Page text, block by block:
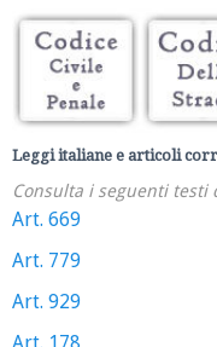
Leggi italiane e articoli
Consulta i seguenti
Art. 669
Art. 779
Art. 929